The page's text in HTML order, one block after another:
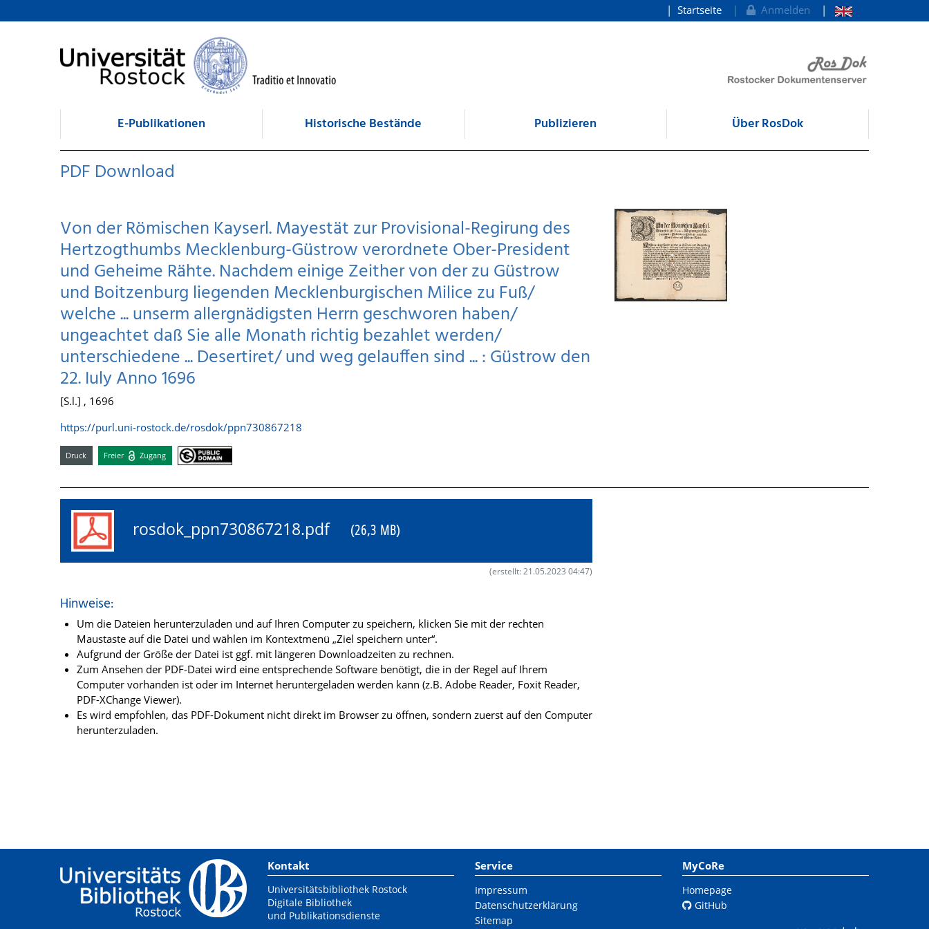
zum Inhalt
Startseite Anmelden
E-Publikationen Historische Bestände Publizieren Über RosDok
PDF Download
Von der Römischen Kayserl. Mayestät zur Provisional-Regirung des
Hertzogthumbs Mecklenburg-Güstrow verordnete Ober-President
und Geheime Rähte. Nachdem einige Zeither von der zu Güstrow
und Boitzenburg liegenden Mecklenburgischen Milice zu Fuß/
welche ... unserm allergnädigsten Herrn geschworen haben/
ungeachtet daß Sie alle Monath richtig bezahlet werden/
unterschiedene ... Desertiret/ und weg gelauffen sind ... : Güstrow den
22. Iuly Anno 1696
[S.l.] , 1696
https://purl.uni-rostock.de/rosdok/ppn730867218
Druck Freier Zugang
rosdok_ppn730867218.pdf (26,3 MB)
(erstellt: 21.05.2023 04:47)
Hinweise:
Um die Dateien herunterzuladen und auf Ihren Computer zu speichern, klicken Sie mit der rechten
Maustaste auf die Datei und wählen im Kontextmenü „Ziel speichern unter“.
Aufgrund der Größe der Datei ist ggf. mit längeren Downloadzeiten zu rechnen.
Zum Ansehen der PDF-Datei wird eine entsprechende Software benötigt, die in der Regel auf Ihrem
Computer vorhanden ist oder im Internet heruntergeladen werden kann (z.B. Adobe Reader, Foxit Reader,
PDF-XChange Viewer).
Es wird empfohlen, das PDF-Dokument nicht direkt im Browser zu öffnen, sondern zuerst auf den Computer
herunterzuladen.
Kontakt
Universitätsbibliothek Rostock
Digitale Bibliothek
und Publikationsdienste
Service
Impressum
Datenschutzerklärung
Sitemap
MyCoRe
Homepage
GitHub